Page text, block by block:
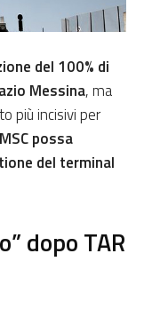
del 100% di
Messina, ma
più incisivi per
possa
del terminal
dopo TAR